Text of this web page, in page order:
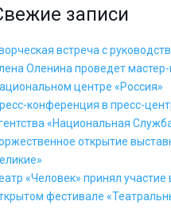
записи
встреча с
Оленина проведет
центре «Россия»
конференция в пресс-
«Национальная
открытие
«Человек» принял
фестивале